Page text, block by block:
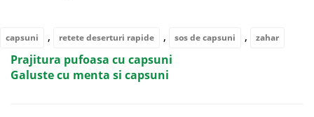
capsuni , retete deserturi rapide , sos de capsuni , zahar
Prajitura pufoasa cu capsuni
Galuste cu menta si capsuni